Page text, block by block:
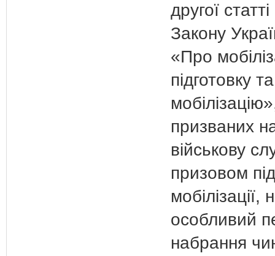
другої
Закону
«Про
підготовку та
призваних
військову
призовом
мобілізації,
особливий
набрання